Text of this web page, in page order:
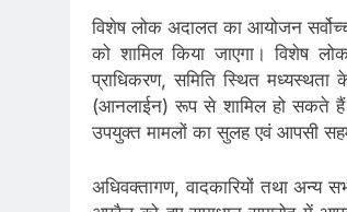
विशेष लोक अदालत का आयोजन
को शामिल किया जाएगा। विशेष
प्राधिकरण, समिति स्थित
(आनलाईन) रूप से शामिल हो सकते
उपयुक्त मामलों का सुलह एवं आपसी
अधिवक्तागण, वादकारियों तथा अन्य